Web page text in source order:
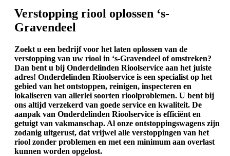
Verstopping riool oplossen ‘s-
Gravendeel
Zoekt u een bedrijf voor het laten oplossen van de
verstopping van uw riool in ‘s-Gravendeel of omstreken?
Dan bent u bij Onderdelinden Rioolservice aan het juiste
adres! Onderdelinden Rioolservice is een specialist op het
gebied van het ontstoppen, reinigen, inspecteren en
lokaliseren van allerlei soorten rioolproblemen. U bent bij
ons altijd verzekerd van goede service en kwaliteit. De
aanpak van Onderdelinden Rioolservice is efficiënt en
getuigt van vakmanschap. Al onze ontstoppingswagens zijn
zodanig uitgerust, dat vrijwel alle verstoppingen van het
riool zonder problemen en met een minimum aan overlast
kunnen worden opgelost.